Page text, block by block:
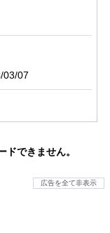
03/07
できません。
広告を全て非表示